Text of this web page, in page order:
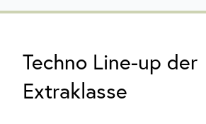
Techno Line-up der
Extraklasse